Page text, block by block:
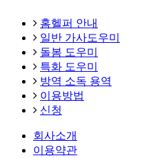
홈헬퍼 안내
일반 가사도우미
돌봄 도우미
특화 도우미
방역 소독 용역
이용방법
신청
회사소개
이용약관